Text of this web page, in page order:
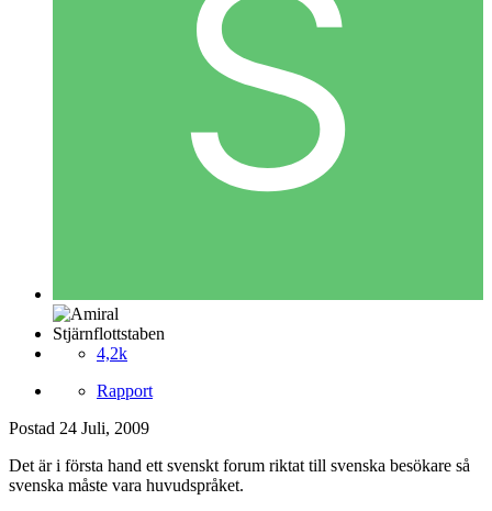
Stjärnflottstaben
4,2k
Rapport
Postad 24 Juli, 2009
Det är i första hand ett svenskt forum riktat till svenska besökare så
svenska måste vara huvudspråket.